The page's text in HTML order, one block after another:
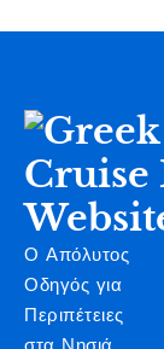
Ο Απόλυτος
Οδηγός για
Περιπέτειες